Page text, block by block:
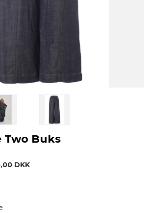
Two Buks
DKK